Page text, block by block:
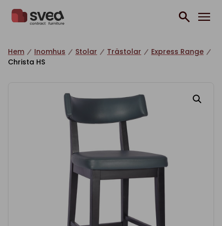
Hem Inomhus Stolar Trästolar
Express Range
Christa HS